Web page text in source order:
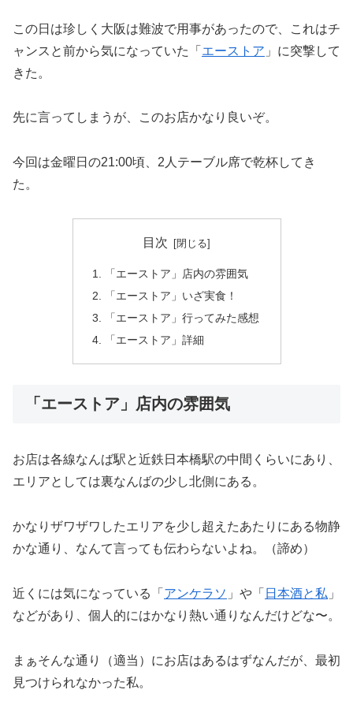
この日は珍しく大阪は難波で用事があったので、これはチ
ャンスと前から気になっていた「 エーストア 」に突撃して
きた。
先に言ってしまうが、このお店かなり良いぞ。
今回は金曜日の21:00頃、2人テーブル席で乾杯してき
た。
目次
「エーストア」店内の雰囲気
「エーストア」いざ実食！
「エーストア」行ってみた感想
「エーストア」詳細
「エーストア」店内の雰囲気
お店は各線なんば駅と近鉄日本橋駅の中間くらいにあり、
エリアとしては裏なんばの少し北側にある。
かなりザワザワしたエリアを少し超えたあたりにある物静
かな通り、なんて言っても伝わらないよね。（諦め）
近くには気になっている「 アンケラソ 」や「 日本酒と私 」
などがあり、個人的にはかなり熱い通りなんだけどな〜。
まぁそんな通り（適当）にお店はあるはずなんだが、最初
見つけられなかった私。